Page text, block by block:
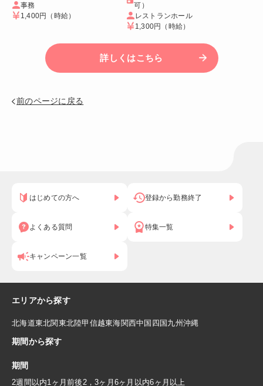
事務
1,400円 （時給）
可）
レストランホール
1,300円 （時給）
詳しくはこちら
前のページに戻る
はじめての方へ 登録から勤務終了
よくある質問 特集一覧
キャンペーン一覧
エリアから探す
北海道東北関東北陸甲信越東海関西中国 四国九州沖縄
期間から探す
期間
2週間以内1ヶ月前後 2，3ヶ月 6ヶ月以内6ヶ月以上